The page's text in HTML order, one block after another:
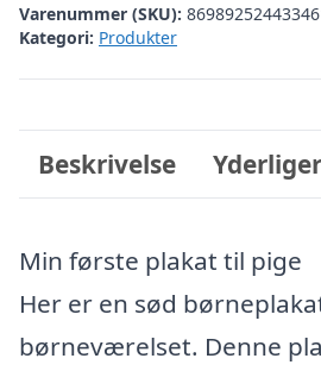
Varenummer (SKU):
Kategori: Produkter
Beskrivelse
Min første plakat til pige
Her er en sød
børneværelset. Denne